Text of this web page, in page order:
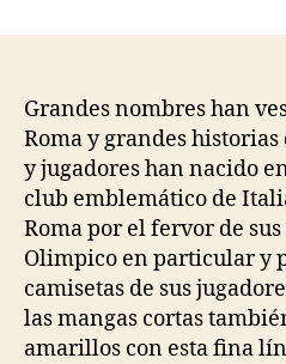
Grandes nombres han
Roma y grandes
y jugadores han nacido
club emblemático de
Roma por el fervor de
Olimpico en particular y
camisetas de sus
las mangas cortas
amarillos con esta fina